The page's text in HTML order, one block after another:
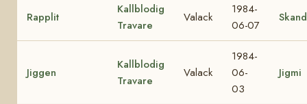
Rapplit
Kallblodig
Travare
Valack
1984-
06-07
Jiggen
Kallblodig
Travare
Valack
1984-
06-
03
Jigmi